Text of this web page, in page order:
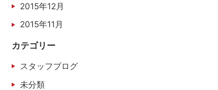
2015年12月
2015年11月
カテゴリー
スタッフブログ
未分類